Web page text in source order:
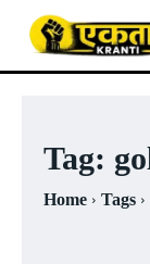
Tag:
Home Tags